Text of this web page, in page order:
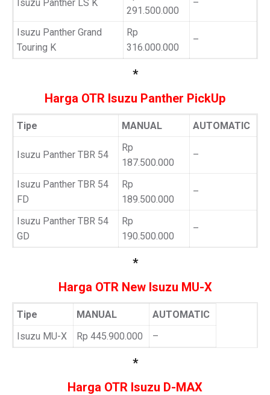
Isuzu Panther LS K
291.500.000
–
Isuzu Panther Grand
Touring K
Rp
316.000.000
–
*
Harga OTR Isuzu Panther PickUp
Tipe MANUAL AUTOMATIC
Isuzu Panther TBR 54
Rp
187.500.000
–
Isuzu Panther TBR 54
FD
Rp
189.500.000
–
Isuzu Panther TBR 54
GD
Rp
190.500.000
–
*
Harga OTR New Isuzu MU-X
Tipe MANUAL
AUTOMATIC
Isuzu MU-X
Rp 445.900.000 –
*
Harga OTR Isuzu D-MAX